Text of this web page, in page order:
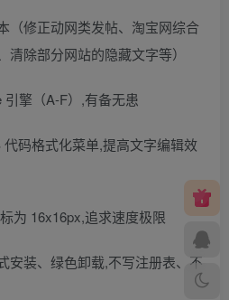
（修正动网类发帖、淘宝网综合
除部分网站的隐藏文字等）
引擎（A-F）,有备无患
码格式化菜单,提高文字编辑效
为 16x16px,追求速度极限
安装、绿色卸载,不写注册表、不